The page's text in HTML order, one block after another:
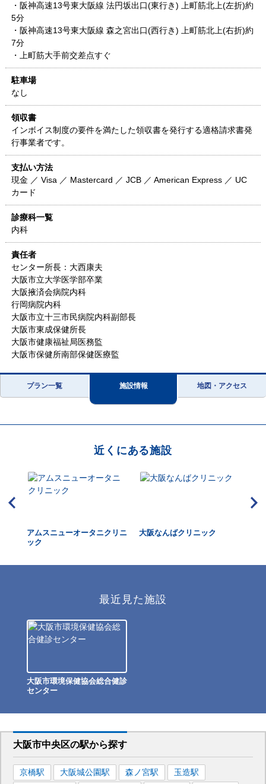
・阪神高速13号東大阪線 法円坂出口(東行き) 上町筋北上(左折)約
5分
・阪神高速13号東大阪線 森之宮出口(西行き) 上町筋北上(右折)約
7分
・上町筋大手前交差点すぐ
駐車場
なし
領収書
インボイス制度の要件を満たした領収書を発行する適格請求書発
行事業者です。
支払い方法
現金 ／ Visa ／ Mastercard ／ JCB ／ American Express ／ UC
カード
診療科一覧
内科
責任者
センター所長：大西康夫
大阪市立大学医学部卒業
大阪掖済会病院内科
行岡病院内科
大阪市立十三市民病院内科副部長
大阪市東成保健所長
大阪市健康福祉局医務監
大阪市保健所南部保健医療監
プラン一覧 施設情報 地図・アクセス
近くにある施設
アムスニューオータニクリニ
ック
大阪なんばクリニック
最近見た施設
大阪市環境保健協会総合健診
センター
大阪市中央区の駅から探す
京橋駅 大阪城公園駅 森ノ宮駅 玉造駅